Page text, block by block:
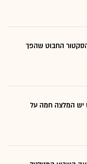
החבוט שהפך
יש המלצה חמה על